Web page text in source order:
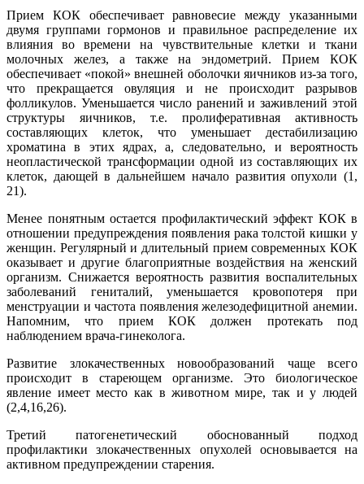
Прием КОК обеспечивает равновесие между указанными
двумя группами гормонов и правильное распределение их
влияния во времени на чувствительные клетки и ткани
молочных желез, а также на эндометрий. Прием КОК
обеспечивает «покой» внешней оболочки яичников из-за того,
что прекращается овуляция и не происходит разрывов
фолликулов. Уменьшается число ранений и заживлений этой
структуры яичников, т.е. пролиферативная активность
составляющих клеток, что уменьшает дестабилизацию
хроматина в этих ядрах, а, следовательно, и вероятность
неопластической трансформации одной из составляющих их
клеток, дающей в дальнейшем начало развития опухоли (1,
21).
Менее понятным остается профилактический эффект КОК в
отношении предупреждения появления рака толстой кишки у
женщин. Регулярный и длительный прием современных КОК
оказывает и другие благоприятные воздействия на женский
организм. Снижается вероятность развития воспалительных
заболеваний гениталий, уменьшается кровопотеря при
менструации и частота появления железодефицитной анемии.
Напомним, что прием КОК должен протекать под
наблюдением врача-гинеколога.
Развитие злокачественных новообразований чаще всего
происходит в стареющем организме. Это биологическое
явление имеет место как в животном мире, так и у людей
(2,4,16,26).
Третий патогенетический обоснованный подход
профилактики злокачественных опухолей основывается на
активном предупреждении старения.